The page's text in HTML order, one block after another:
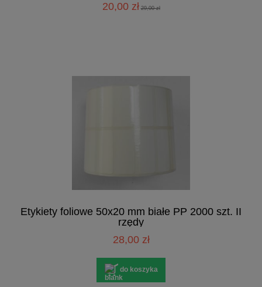
20,00 zł 29,00 zł
Etykiety foliowe 50x20 mm białe PP 2000 szt. II
rzędy
28,00 zł
do koszyka